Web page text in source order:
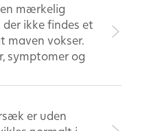
mærkelig
ikke findes et
maven vokser.
symptomer og
er uden